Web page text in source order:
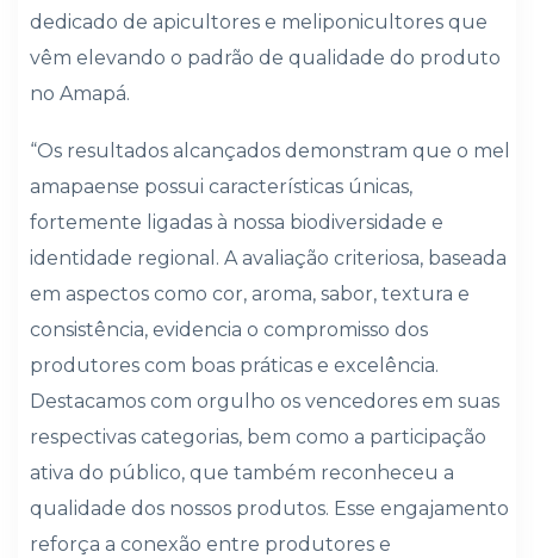
dedicado de apicultores e meliponicultores que
vêm elevando o padrão de qualidade do produto
no Amapá.
“Os resultados alcançados demonstram que o mel
amapaense possui características únicas,
fortemente ligadas à nossa biodiversidade e
identidade regional. A avaliação criteriosa, baseada
em aspectos como cor, aroma, sabor, textura e
consistência, evidencia o compromisso dos
produtores com boas práticas e excelência.
Destacamos com orgulho os vencedores em suas
respectivas categorias, bem como a participação
ativa do público, que também reconheceu a
qualidade dos nossos produtos. Esse engajamento
reforça a conexão entre produtores e